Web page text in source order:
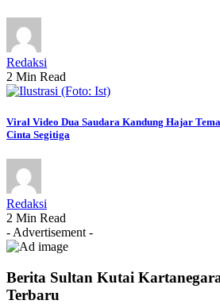
Redaksi
2 Min Read
Viral Video Dua Saudara Kandung Hajar
Cinta Segitiga
Redaksi
2 Min Read
- Advertisement -
Berita Sultan Kutai
Terbaru